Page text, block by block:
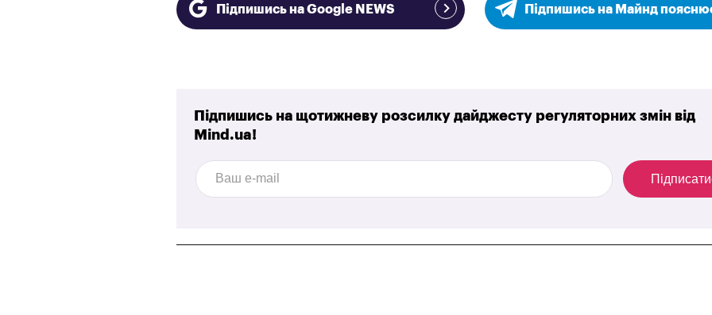
Підпишись на Google NEWS Підпишись на Майнд
Підпишись на щотижневу розсилку дайджесту регуляторних змін від
Mind.ua!